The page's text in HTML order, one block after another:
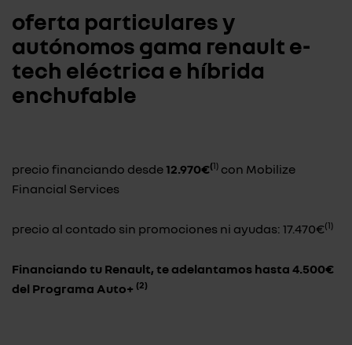
oferta particulares y
autónomos gama renault e-
tech eléctrica e híbrida
enchufable
precio financiando desde12.970€(1) con Mobilize
Financial Services
precio al contado sin promociones ni ayudas: 17.470€(1)
Financiando tu Renault, te adelantamos hasta 4.500€
del Programa Auto+ (2)